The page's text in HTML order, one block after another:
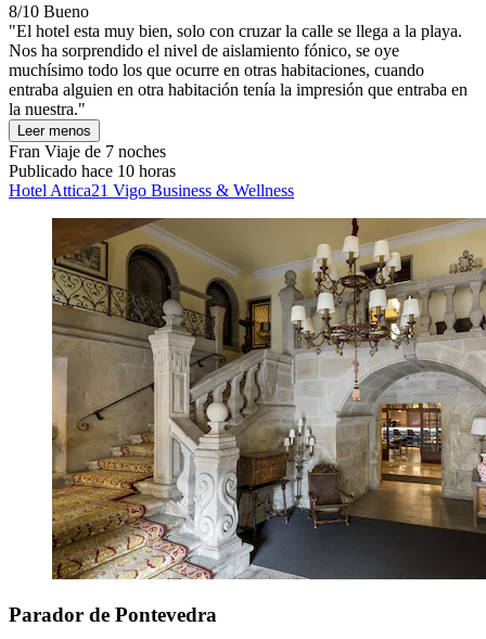
8/10 Bueno
"El hotel esta muy bien, solo con cruzar la calle se llega a la playa.
Nos ha sorprendido el nivel de aislamiento fónico, se oye
muchísimo todo los que ocurre en otras habitaciones, cuando
entraba alguien en otra habitación tenía la impresión que entraba en
la nuestra."
Leer menos
Fran Viaje de 7 noches
Publicado hace 10 horas
Hotel Attica21 Vigo Business & Wellness
Parador de Pontevedra